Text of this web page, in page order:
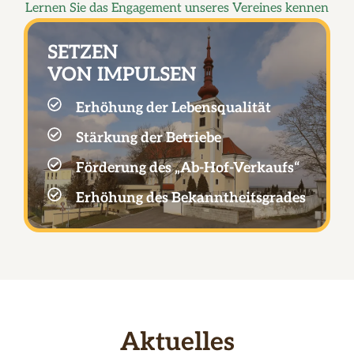
SETZEN
VON IMPULSEN
Erhöhung der Lebensqualität
Stärkung der Betriebe
Förderung des „Ab-Hof-Verkaufs“
Erhöhung des Bekanntheitsgrades
Lernen Sie das Engagement unseres Vereines kennen
Aktuelles